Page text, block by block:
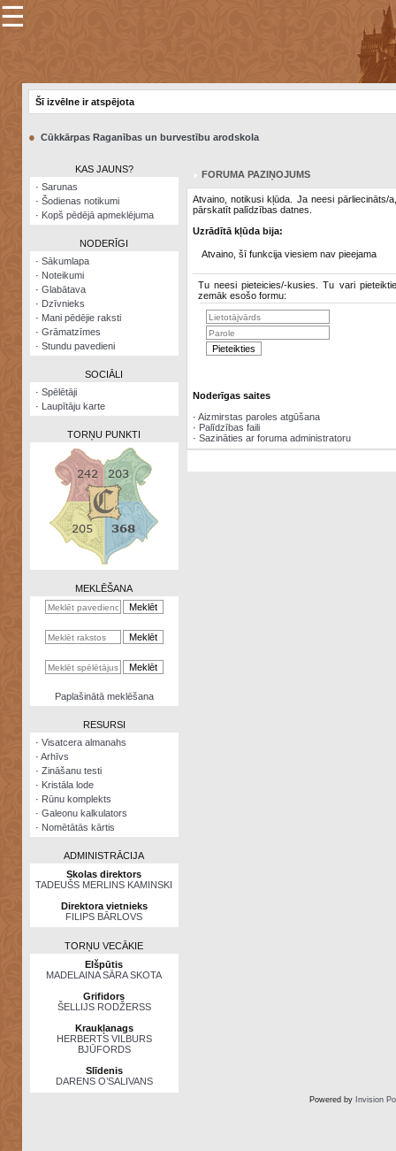
×
Šodienas
notikumi
Visatcera
almanahs
Arhīvs
Zināšanu
kalkulators
Nomētātās
☰
Šī izvēlne ir atspējota
● Cūkkārpas Raganības un burvestību arodskola
KAS JAUNS?
· Sarunas
· Šodienas notikumi
· Kopš pēdējā apmeklējuma
NODERĪGI
· Sākumlapa
· Noteikumi
· Glabātava
· Dzīvnieks
· Mani pēdējie raksti
· Grāmatzīmes
· Stundu pavedieni
SOCIĀLI
· Spēlētāji
· Laupītāju karte
TORŅU PUNKTI
MEKLĒŠANA
Paplašinātā meklēšana
RESURSI
· Visatcera almanahs
· Arhīvs
· Zināšanu testi
· Kristāla lode
· Rūnu komplekts
· Galeonu kalkulators
· Nomētātās kārtis
ADMINISTRĀCIJA
Skolas direktors
TADEUŠS MERLINS KAMINSKI
Direktora vietnieks
FILIPS BĀRLOVS
TORŅU VECĀKIE
Elšpūtis
MADELAINA SĀRA SKOTA
Grifidors
ŠELLIJS RODŽERSS
Kraukļanags
HERBERTS VILBURS
BJŪFORDS
Slīdenis
DARENS O’SALIVANS
FORUMA PAZIŅOJUMS
Atvaino, notikusi kļūda. Ja neesi pārliecināts/
pārskatīt palīdzības datnes.
Uzrādītā kļūda bija:
Atvaino, šī funkcija viesiem nav pieejama
Tu neesi pieteicies/-kusies. Tu vari
zemāk esošo formu:
Noderīgas saites
· Aizmirstas paroles atgūšana
· Palīdzības faili
· Sazināties ar foruma administratoru
Powered by Invision